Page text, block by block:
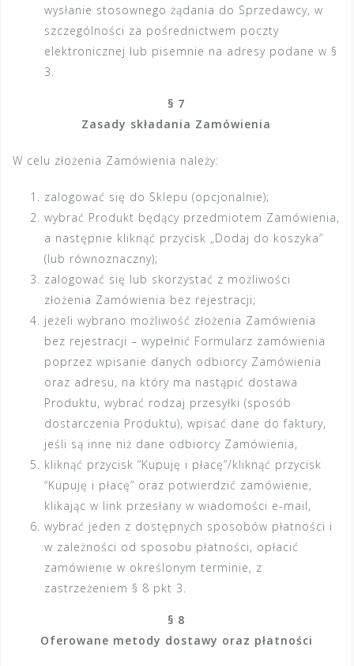
wysłanie stosownego żądania do Sprzedawcy, w
szczególności za pośrednictwem poczty
elektronicznej lub pisemnie na adresy podane w §
3.
§ 7
Zasady składania Zamówienia
W celu złożenia Zamówienia należy:
zalogować się do Sklepu (opcjonalnie);
wybrać Produkt będący przedmiotem Zamówienia,
a następnie kliknąć przycisk „Dodaj do koszyka”
(lub równoznaczny);
zalogować się lub skorzystać z możliwości
złożenia Zamówienia bez rejestracji;
jeżeli wybrano możliwość złożenia Zamówienia
bez rejestracji – wypełnić Formularz zamówienia
poprzez wpisanie danych odbiorcy Zamówienia
oraz adresu, na który ma nastąpić dostawa
Produktu, wybrać rodzaj przesyłki (sposób
dostarczenia Produktu), wpisać dane do faktury,
jeśli są inne niż dane odbiorcy Zamówienia,
kliknąć przycisk “Kupuję i płacę”/kliknąć przycisk
“Kupuję i płacę” oraz potwierdzić zamówienie,
klikając w link przesłany w wiadomości e-mail,
wybrać jeden z dostępnych sposobów płatności i
w zależności od sposobu płatności, opłacić
zamówienie w określonym terminie, z
zastrzeżeniem § 8 pkt 3.
§ 8
Oferowane metody dostawy oraz płatności